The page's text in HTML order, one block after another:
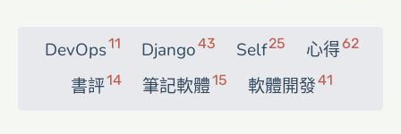
DevOps11 Django43 Self25 心得62
書評14 筆記軟體15 軟體開發41